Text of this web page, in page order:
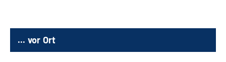
... vor Ort